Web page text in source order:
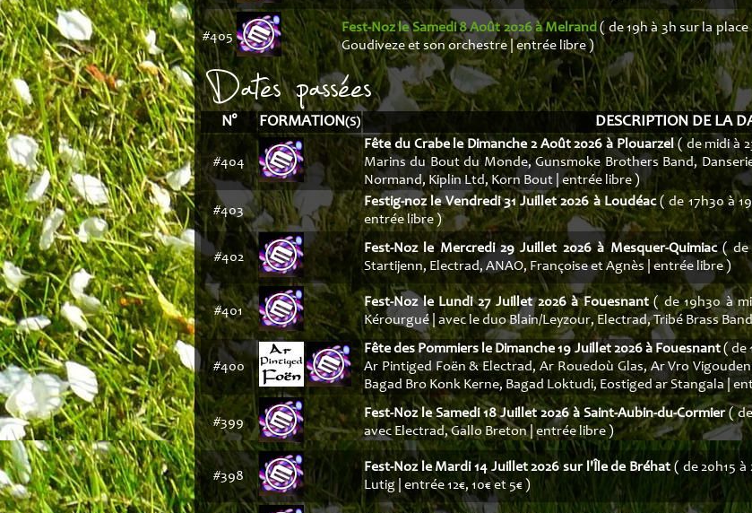
#405
Fest-Noz le Samedi 8 Août 2026 à Melrand ( de 19h à 3h sur la
Goudiveze et son orchestre | entrée libre )
Dates passées
N° FORMATION(S) DESCRIPTION DE LA
#404
Fête du Crabe le Dimanche 2 Août 2026 à Plouarzel( de midi à
Marins du Bout du Monde, Gunsmoke Brothers Band,
Normand, Kiplin Ltd, Korn Bout | entrée libre )
#403
Festig-noz le Vendredi 31 Juillet 2026 à Loudéac( de 17h30 à
entrée libre )
#402
Fest-Noz le Mercredi 29 Juillet 2026 à Mesquer-Quimiac( de
Startijenn, Electrad, ANAO, Françoise et Agnès | entrée libre )
#401
Fest-Noz le Lundi 27 Juillet 2026 à Fouesnant( de 19h30 à
Kérourgué | avec le duo Blain/Leyzour, Electrad, Tribé Brass
#400
Fête des Pommiers le Dimanche 19 Juillet 2026 à Fouesnant( de
Ar Pintiged Foën & Electrad, Ar Rouedoù Glas, Ar Vro
Bagad Bro Konk Kerne, Bagad Loktudi, Eostiged ar Stangala |
#399
Fest-Noz le Samedi 18 Juillet 2026 à Saint-Aubin-du-Cormier( de
avec Electrad, Gallo Breton | entrée libre )
#398
Fest-Noz le Mardi 14 Juillet 2026 sur l'Île de Bréhat ( de 20h15
Lutig | entrée 12€, 10€ et 5€ )